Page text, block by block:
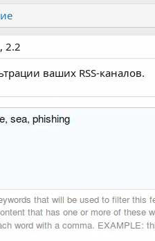
г
и
2.2
ваших RSS-каналов.